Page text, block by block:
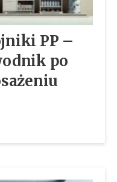
PP –
po